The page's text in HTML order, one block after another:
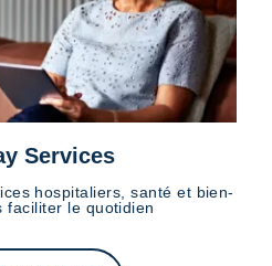
Services
hospitaliers, santé et bien-
faciliter le quotidien